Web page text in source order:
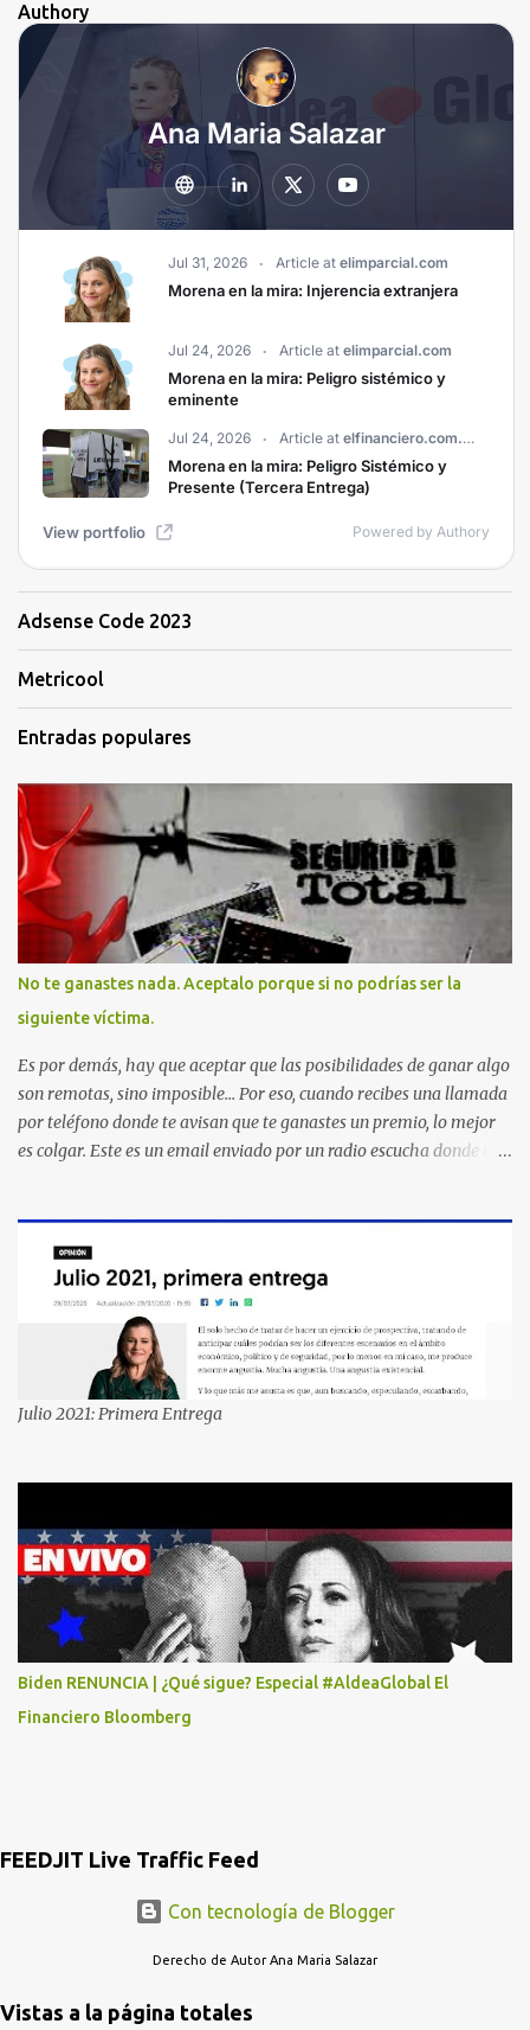
Authory
Adsense Code 2023
Metricool
Entradas populares
No te ganastes nada. Aceptalo porque si no podrías ser la
siguiente víctima.
Es por demás, hay que aceptar que las posibilidades de ganar algo
son remotas, sino imposible... Por eso, cuando recibes una llamada
por teléfono donde te avisan que te ganastes un premio, lo mejor
es colgar. Este es un email enviado por un radio escucha donde nos
HOY POR LA MAÑANA RECIBI UNA LLAMADA DICIENDOME
QUE ME HABIA GANADO UNA CAMARA FOTOGRAFICA Y UN
CELULAR QUE LO FUERA A RECOGER A MAS TARDAR HOY YA
QUE MASTER CARD ME LO HABIA OTORGADO ME
PREGUNTARON DATOS LOS CUAL LOGICAMENTE NO LOS DI Y
ELLOS ME DIJERON QUE SON DEL COMITE DE PREMIACION DE
RADIOESCUCHAS NO CAIGAN EN LA TRAMPA YO YA LLAME A
MASTER CARD Y DICEN QUE NO...
Julio 2021: Primera Entrega
Biden RENUNCIA | ¿Qué sigue? Especial #AldeaGlobal El
Financiero Bloomberg
FEEDJIT Live Traffic Feed
Con tecnología de Blogger
Derecho de Autor Ana Maria Salazar
Vistas a la página totales